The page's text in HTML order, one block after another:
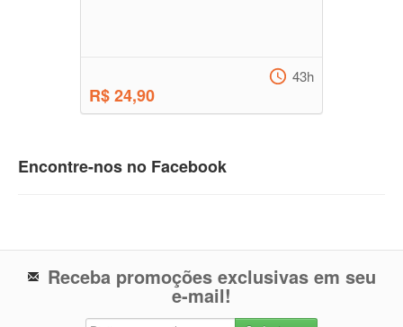
R$ 24,90
43h
Encontre-nos no Facebook
Receba promoções exclusivas em seu
e-mail!